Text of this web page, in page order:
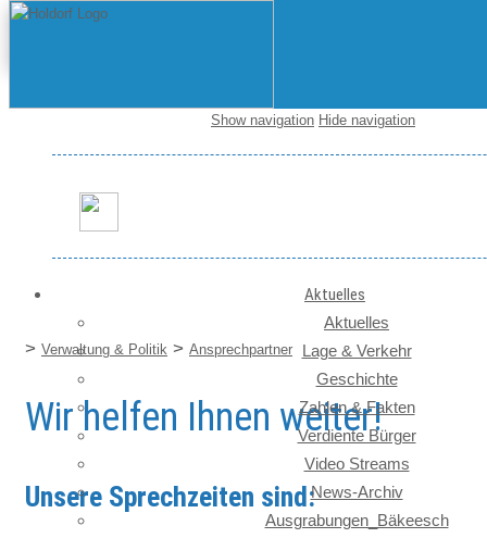
Show navigation Hide navigation
Aktuelles
Aktuelles
Lage & Verkehr
Geschichte
Zahlen & Fakten
Verdiente Bürger
Video Streams
News-Archiv
Ausgrabungen_Bäkeesch
> Verwaltung & Politik > Ansprechpartner
Wir helfen Ihnen weiter!
Unsere Sprechzeiten sind: